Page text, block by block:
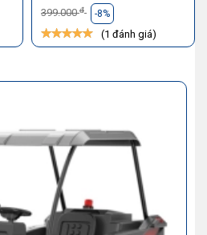
399.000đ -8%
(1 đánh giá)